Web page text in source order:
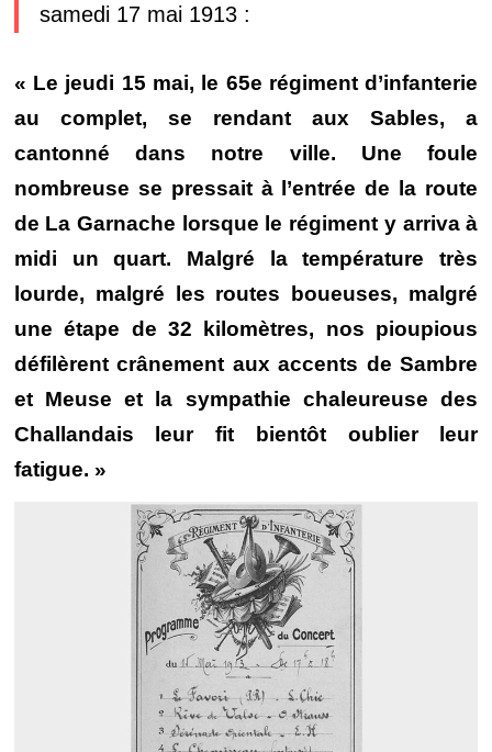
samedi 17 mai 1913 :
« Le jeudi 15 mai, le 65e régiment d’infanterie
au complet, se rendant aux Sables, a
cantonné dans notre ville. Une foule
nombreuse se pressait à l’entrée de la route
de La Garnache lorsque le régiment y arriva à
midi un quart. Malgré la température très
lourde, malgré les routes boueuses, malgré
une étape de 32 kilomètres, nos pioupious
défilèrent crânement aux accents de Sambre
et Meuse et la sympathie chaleureuse des
Challandais leur fit bientôt oublier leur
fatigue. »